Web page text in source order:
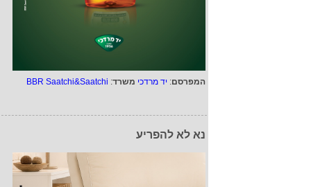
המפרסם: יד מרדכי משרד:
BBR Saatchi&Saatchi
נא לא להפריע